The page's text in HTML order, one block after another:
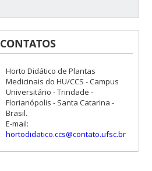
CONTATOS
Horto Didático de Plantas
Medicinais do HU/CCS - Campus
Universitário - Trindade -
Florianópolis - Santa Catarina -
Brasil.
E-mail:
hortodidatico.ccs@contato.ufsc.br